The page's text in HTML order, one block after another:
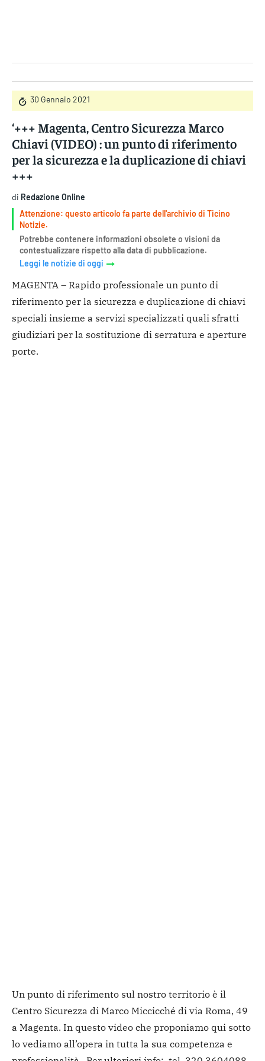
30 Gennaio 2021
‘+++ Magenta, Centro Sicurezza Marco
Chiavi (VIDEO) : un punto di riferimento
per la sicurezza e la duplicazione di chiavi
+++
di Redazione Online
Attenzione: questo articolo fa parte dell'archivio di Ticino
Notizie.
Potrebbe contenere informazioni obsolete o visioni da
contestualizzare rispetto alla data di pubblicazione.
Leggi le notizie di oggi
MAGENTA – Rapido professionale un punto di
riferimento per la sicurezza e duplicazione di chiavi
speciali insieme a servizi specializzati quali sfratti
giudiziari per la sostituzione di serratura e aperture
porte.
Un punto di riferimento sul nostro territorio è il
Centro Sicurezza di Marco Miccicché di via Roma, 49
a Magenta. In questo video che proponiamo qui sotto
lo vediamo all’opera in tutta la sua competenza e